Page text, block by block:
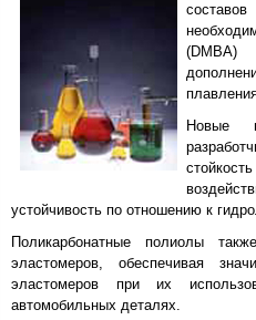
(DMBA)
Новые
устойчивость по отношению к
Поликарбонатные полиолы
эластомеров, обеспечивая
эластомеров при их
автомобильных деталях.